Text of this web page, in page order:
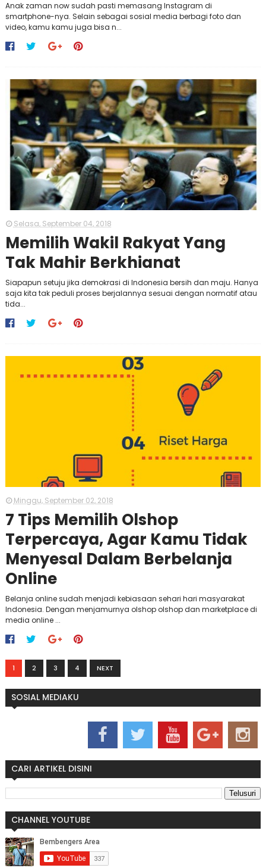
Anak zaman now sudah pasti memasang Instagram di
smartphone-nya. Selain sebagai sosial media berbagi foto dan
video, kamu kamu juga bisa n...
Selasa, September 04, 2018
Memilih Wakil Rakyat Yang
Tak Mahir Berkhianat
Siapapun setuju jika demokrasi di Indonesia bersih dan maju. Hanya
saja kita tak peduli proses berjalannya sesuai dengan normatif atau
tida...
Minggu, September 02, 2018
7 Tips Memilih Olshop
Terpercaya, Agar Kamu Tidak
Menyesal Dalam Berbelanja
Online
Belanja online sudah menjadi kebiasaan sehari hari masyarakat
Indonesia. Dengan menjamurnya olshop olshop dan marketplace di
media online ...
1 2 3 4 NEXT
SOSIAL MEDIAKU
CARI ARTIKEL DISINI
CHANNEL YOUTUBE